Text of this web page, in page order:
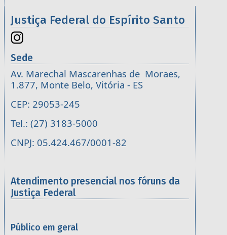
Justiça Federal do Espírito Santo
Sede
Av. Marechal Mascarenhas de Moraes,
1.877, Monte Belo, Vitória - ES
CEP: 29053-245
Tel.: (27) 3183-5000
CNPJ: 05.424.467/0001-82
Atendimento presencial nos fóruns da
Justiça Federal
Público em geral